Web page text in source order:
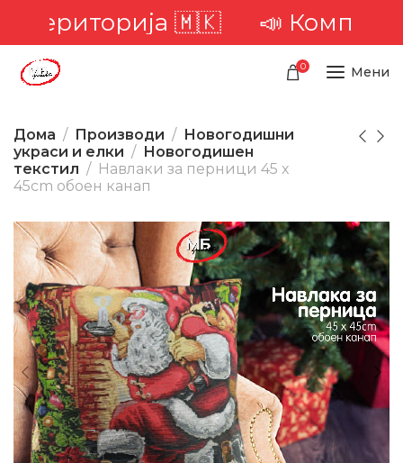
територија 🇲🇰📣
0 Мени
Дома Производи
Новогодишни
украси и елки
Новогодишен
текстил
Навлаки за перници 45 x
45cm обоен канап
-1%